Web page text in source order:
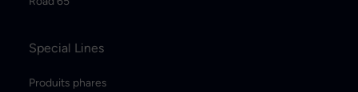
Special Lines
Produits phares